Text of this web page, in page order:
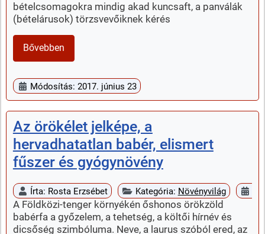
bételcsomagokra mindig akad kuncsaft, a panválák
(bételárusok) törzsvevőiknek kérés
Bővebben
Módosítás: 2017. június 23
Az örökélet jelképe, a
hervadhatatlan babér, elismert
fűszer és gyógynövény
Írta: Rosta Erzsébet Kategória: Növényvilág
A Földközi-tenger környékén őshonos örökzöld
babérfa a győzelem, a tehetség, a költői hírnév és
dicsőség szimbóluma. Neve, a laurus szóból ered, az